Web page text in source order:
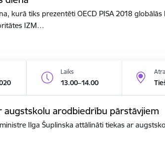
kurā tiks prezentēti OECD PISA 2018
IZM…
Laiks
13.00–14.00
augstskolu arodbiedrību pārstāvjiem
Ilga Šuplinska attālināti tiekas ar